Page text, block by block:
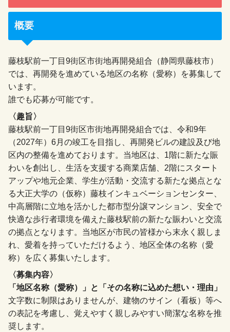
概要
藤枝駅前一丁目9街区市街地再開発組合（静岡県藤枝市）
では、再開発を進めている地区の名称（愛称）を募集して
います。
誰でも応募が可能です。
〈趣旨〉
藤枝駅前一丁目9街区市街地再開発組合では、令和9年
（2027年）6月の竣工を目指し、再開発ビルの建設及び地
区内の整備を進めております。当地区は、1階に新たな賑
わいを創出し、生活を支援する商業店舗、2階にスタート
アップや地元企業、学生が活動・交流する新たな拠点とな
る大正大学の（仮称）藤枝インキュベーションセンター、
中高層階に立地を活かした都市型分譲マンション、安全で
快適な歩行者環境を備えた藤枝駅前の新たな賑わいと交流
の拠点となります。当地区が市民の皆様から末永く親しま
れ、愛着を持っていただけるよう、地区全体の名称（愛
称）を広く募集いたします。
〈募集内容〉
「地区名称（愛称）」と「その名称に込めた想い・理由」
文字数に制限はありませんが、建物のサイン（看板）等へ
の表記を考慮し、覚えやすく親しみやすい簡潔な名称を推
奨します。